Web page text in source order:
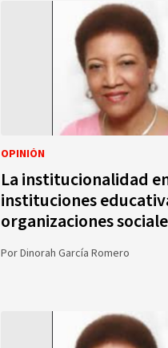
OPINIÓN
La institucionalidad
instituciones
organizaciones
PorDinorah García Romero